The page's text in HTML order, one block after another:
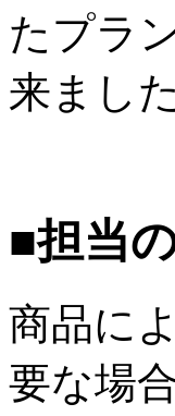
たプラ
来ました
■担当
商品に
要な場